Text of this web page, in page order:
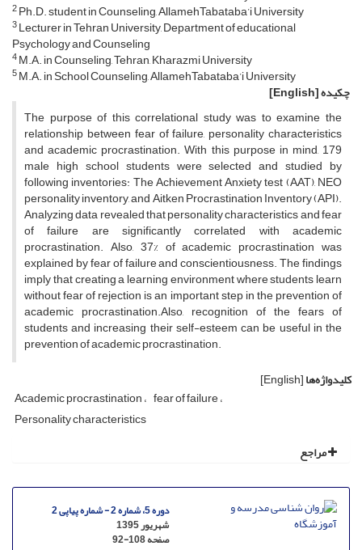
2Ph.D. student in Counseling, AllamehTabataba’i University
3Lecturer in Tehran University, Department of educational
Psychology and Counseling
4M.A. in Counseling, Tehran, Kharazmi University
5M.A. in School Counseling, AllamehTabataba’i University
چکیده[English]
The purpose of this correlational study was to examine the
relationship between fear of failure, personality characteristics
and academic procrastination. With this purpose in mind, 179
male high school students were selected and studied by
following inventories: The Achievement Anxiety test (AAT), NEO
personality inventory, and Aitken Procrastination Inventory (API).
Analyzing data revealed that personality characteristics and fear
of failure are significantly correlated with academic
procrastination. Also, 37% of academic procrastination was
explained by fear of failure and conscientiousness. The findings
imply that creating a learning environment where students learn
without fear of rejection is an important step in the prevention of
academic procrastination.Also, recognition of the fears of
students and increasing their self-esteem can be useful in the
prevention of academic procrastination.
کلیدواژه‌ها[English]
Academic procrastination fear of failure
Personality characteristics
مراجع
دوره 5، شماره 2 - شماره پیاپی 2
شهریور 1395
صفحه92-108